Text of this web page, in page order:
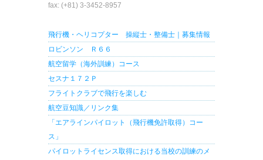
fax: (+81) 3-3452-8957
飛行機・ヘリコプター 操縦士・整備士｜募集情報
ロビンソン Ｒ６６
航空留学（海外訓練）コース
セスナ１７２Ｐ
フライトクラブで飛行を楽しむ
航空豆知識／リンク集
「エアラインパイロット（飛行機免許取得）コー
ス」
パイロットライセンス取得における当校の訓練のメ